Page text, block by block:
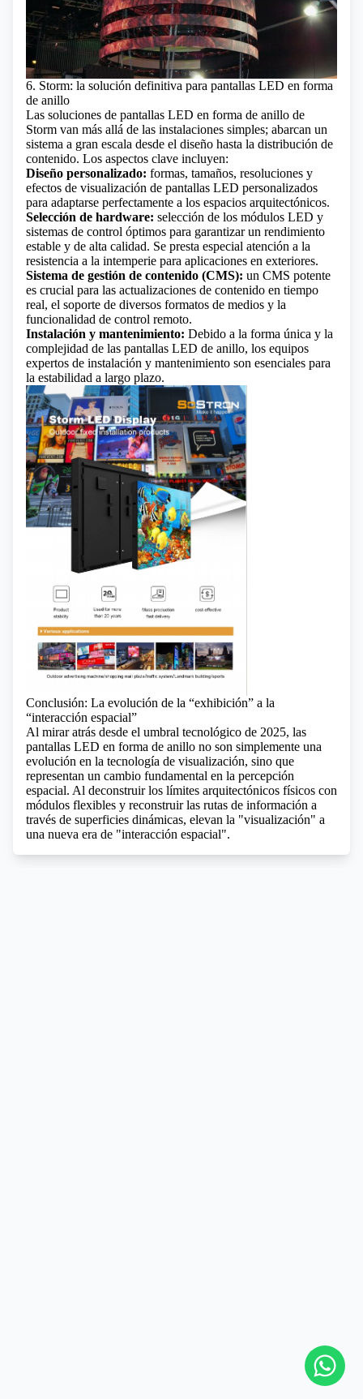
6. Storm: la solución definitiva para pantallas LED en forma
de anillo
Las soluciones de pantallas LED en forma de anillo de
Storm van más allá de las instalaciones simples; abarcan un
sistema a gran escala desde el diseño hasta la distribución de
contenido. Los aspectos clave incluyen:
Diseño personalizado: formas, tamaños, resoluciones y
efectos de visualización de pantallas LED personalizados
para adaptarse perfectamente a los espacios arquitectónicos.
Selección de hardware: selección de los módulos LED y
sistemas de control óptimos para garantizar un rendimiento
estable y de alta calidad. Se presta especial atención a la
resistencia a la intemperie para aplicaciones en exteriores.
Sistema de gestión de contenido (CMS): un CMS potente
es crucial para las actualizaciones de contenido en tiempo
real, el soporte de diversos formatos de medios y la
funcionalidad de control remoto.
Instalación y mantenimiento: Debido a la forma única y la
complejidad de las pantallas LED de anillo, los equipos
expertos de instalación y mantenimiento son esenciales para
la estabilidad a largo plazo.
Conclusión: La evolución de la “exhibición” a la
“interacción espacial”
Al mirar atrás desde el umbral tecnológico de 2025, las
pantallas LED en forma de anillo no son simplemente una
evolución en la tecnología de visualización, sino que
representan un cambio fundamental en la percepción
espacial. Al deconstruir los límites arquitectónicos físicos con
módulos flexibles y reconstruir las rutas de información a
través de superficies dinámicas, elevan la "visualización" a
una nueva era de "interacción espacial".